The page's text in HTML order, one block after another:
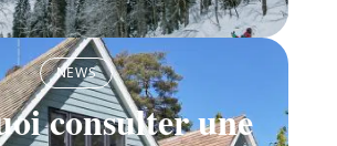
NEWS
consulter une